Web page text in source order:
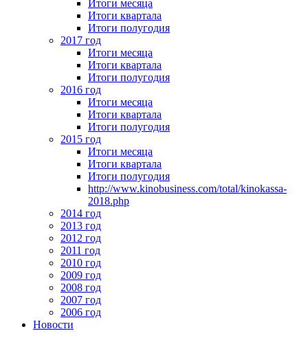
Итоги месяца
Итоги квартала
Итоги полугодия
2017 год
Итоги месяца
Итоги квартала
Итоги полугодия
2016 год
Итоги месяца
Итоги квартала
Итоги полугодия
2015 год
Итоги месяца
Итоги квартала
Итоги полугодия
http://www.kinobusiness.com/total/kinokassa-
2018.php
2014 год
2013 год
2012 год
2011 год
2010 год
2009 год
2008 год
2007 год
2006 год
Новости